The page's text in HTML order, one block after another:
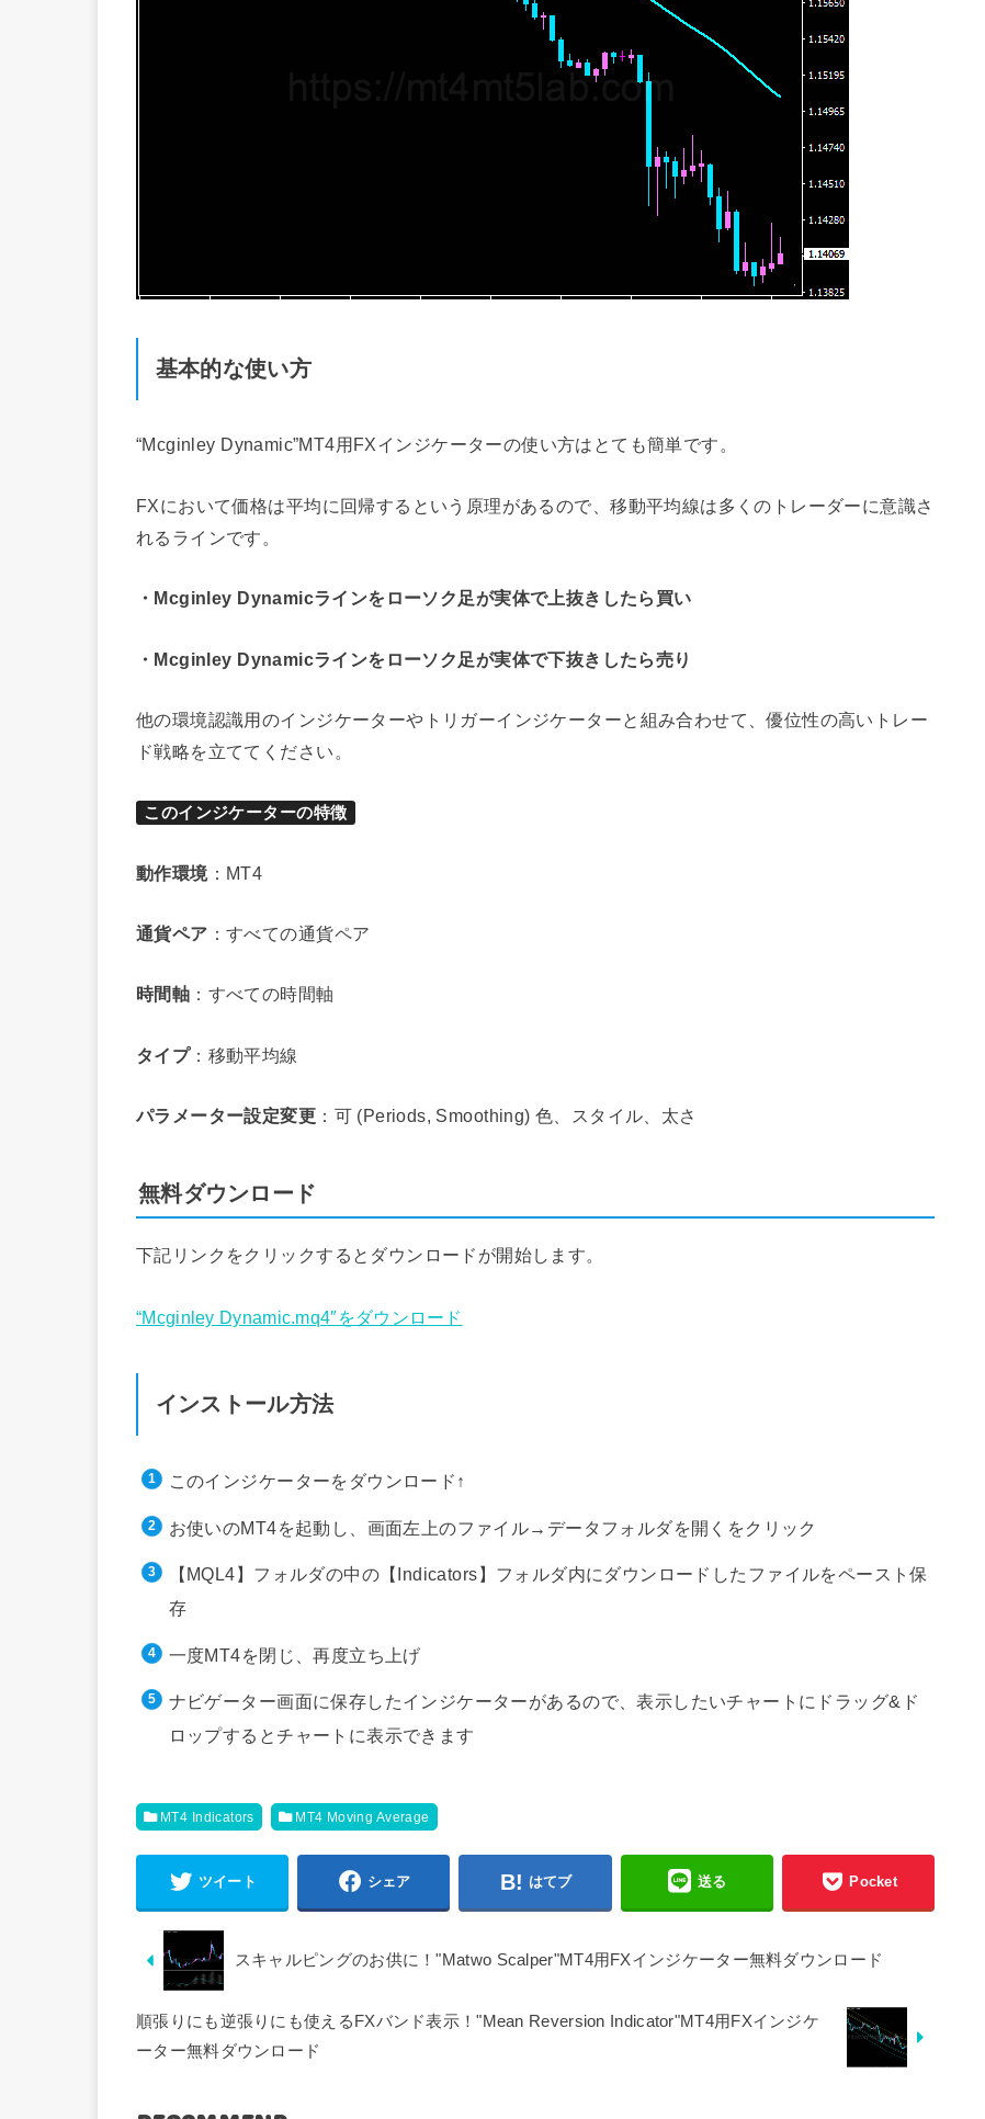
基本的な使い方
“Mcginley Dynamic”MT4用FXインジケーターの使い方はとても簡単です。
FXにおいて価格は平均に回帰するという原理があるので、移動平均線は多くのトレーダーに意識さ
れるラインです。
・Mcginley Dynamicラインをローソク足が実体で上抜きしたら買い
・Mcginley Dynamicラインをローソク足が実体で下抜きしたら売り
他の環境認識用のインジケーターやトリガーインジケーターと組み合わせて、優位性の高いトレー
ド戦略を立ててください。
このインジケーターの特徴
動作環境：MT4
通貨ペア ：すべての通貨ペア
時間軸 ：すべての時間軸
タイプ：移動平均線
パラメーター設定変更 ：可 (Periods, Smoothing) 色、スタイル、太さ
無料ダウンロード
下記リンクをクリックするとダウンロードが開始します。
“Mcginley Dynamic.mq4″をダウンロード
インストール方法
このインジケーターをダウンロード↑
お使いのMT4を起動し、画面左上のファイル→データフォルダを開くをクリック
【MQL4】フォルダの中の【Indicators】フォルダ内にダウンロードしたファイルをペースト保
存
一度MT4を閉じ、再度立ち上げ
ナビゲーター画面に保存したインジケーターがあるので、表示したいチャートにドラッグ&ド
ロップするとチャートに表示できます
MT4 Indicators MT4 Moving Average
ツイート シェア はてブ 送る Pocket
スキャルピングのお供に！"Matwo Scalper"MT4用FXインジケーター無料ダウンロード
順張りにも逆張りにも使えるFXバンド表示！"Mean Reversion Indicator"MT4用FXインジケ
ーター無料ダウンロード